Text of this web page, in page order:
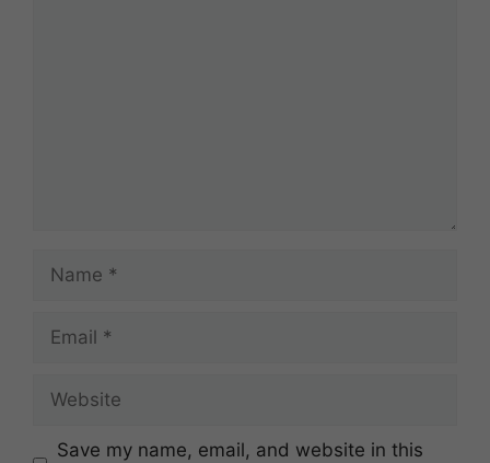
Website
Save my name, email, and website in this